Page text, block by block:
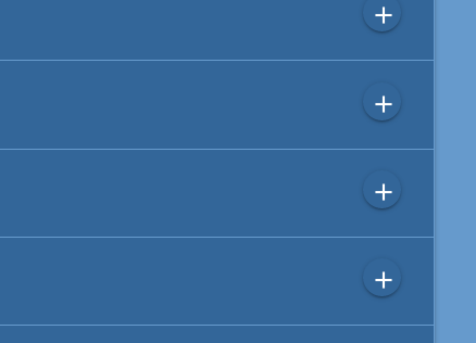
add
add
add
add